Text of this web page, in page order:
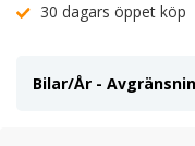
30 dagars öppet köp
Bilar/År -